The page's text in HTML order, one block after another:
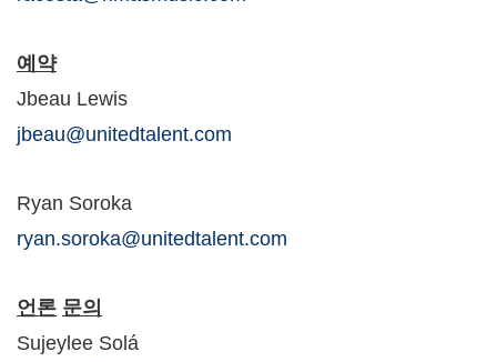
예약
Jbeau Lewis
jbeau@unitedtalent.com
Ryan Soroka
ryan.soroka@unitedtalent.com
언론 문의
Sujeylee Solá